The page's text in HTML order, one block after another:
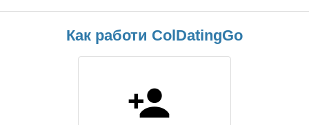
Как работи ColDatingGo